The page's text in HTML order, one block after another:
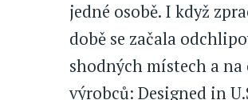
jedné osobě. I když
době se začala
shodných místech a na
výrobců: Designed in